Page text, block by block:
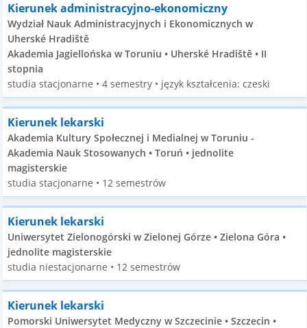
Kierunek administracyjno-ekonomiczny
Wydział Nauk Administracyjnych i Ekonomicznych w
Uherské Hradiště
Akademia Jagiellońska w Toruniu • Uherské Hradiště • II
stopnia
studia stacjonarne • 4 semestry • język kształcenia: czeski
Kierunek lekarski
Akademia Kultury Społecznej i Medialnej w Toruniu -
Akademia Nauk Stosowanych • Toruń • jednolite
magisterskie
studia stacjonarne • 12 semestrów
Kierunek lekarski
Uniwersytet Zielonogórski w Zielonej Górze • Zielona Góra •
jednolite magisterskie
studia niestacjonarne • 12 semestrów
Kierunek lekarski
Pomorski Uniwersytet Medyczny w Szczecinie • Szczecin •